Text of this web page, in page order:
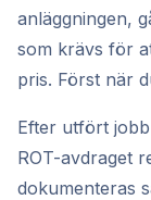
anläggningen,
som krävs för
pris. Först när
Efter utfört
ROT-avdraget
dokumenteras